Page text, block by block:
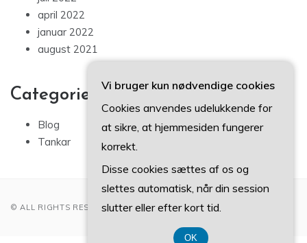
april 2022
januar 2022
august 2021
Categories
Blog
Tankar
© ALL RIGHTS RESERVED 2022
Vi bruger kun nødvendige cookies
Cookies anvendes udelukkende for
at sikre, at hjemmesiden fungerer
korrekt.
Disse cookies sættes af os og
slettes automatisk, når din session
slutter eller efter kort tid.
OK